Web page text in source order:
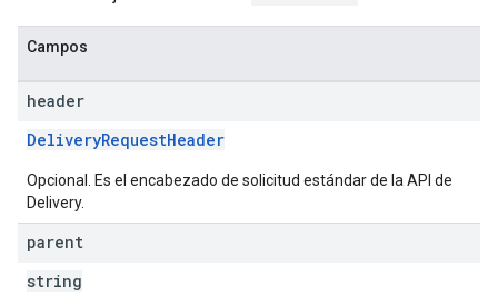
Campos
header
DeliveryRequestHeader
Opcional. Es el encabezado de solicitud estándar de la API de
Delivery.
parent
string